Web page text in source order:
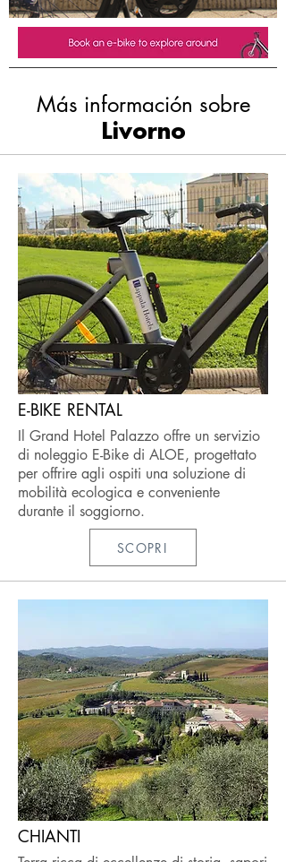
Más información sobre
Livorno
E-BIKE RENTAL
Il Grand Hotel Palazzo offre un servizio
di noleggio E-Bike di ALOE, progettato
per offrire agli ospiti una soluzione di
mobilità ecologica e conveniente
durante il soggiorno.
SCOPRI
CHIANTI